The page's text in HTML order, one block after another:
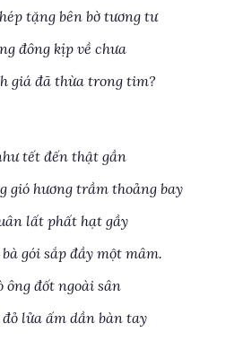
tặng bên bờ tương tư
đông kịp về chưa
giá đã thừa trong tim?
tết đến thật gần
gió hương trầm thoảng bay
lất phất hạt gầy
gói sắp đầy một mâm.
ông đốt ngoài sân
lửa ấm dần bàn tay